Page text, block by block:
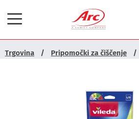
Trgovina / Pripomočki za čiščenje /